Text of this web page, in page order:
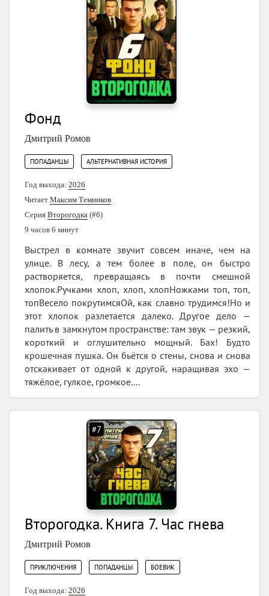
Фонд
Дмитрий Ромов
ПОПАДАНЦЫ АЛЬТЕРНАТИВНАЯ ИСТОРИЯ
Год выхода: 2026
Читает Максим Темников
Серия Второгодка (#6)
9 часов 6 минут
Выстрел в комнате звучит совсем иначе, чем на
улице. В лесу, а тем более в поле, он быстро
растворяется, превращаясь в почти смешной
хлопок.Ручками хлоп, хлоп, хлопНожками топ, топ,
топВесело покрутимсяОй, как славно трудимся!Но и
этот хлопок разлетается далеко. Другое дело —
палить в замкнутом пространстве: там звук — резкий,
короткий и оглушительно мощный. Бах! Будто
крошечная пушка. Он бьётся о стены, снова и снова
отскакивает от одной к другой, наращивая эхо —
тяжёлое, гулкое, громкое....
#7
Второгодка. Книга 7. Час гнева
Дмитрий Ромов
ПРИКЛЮЧЕНИЯ ПОПАДАНЦЫ БОЕВИК
Год выхода: 2026